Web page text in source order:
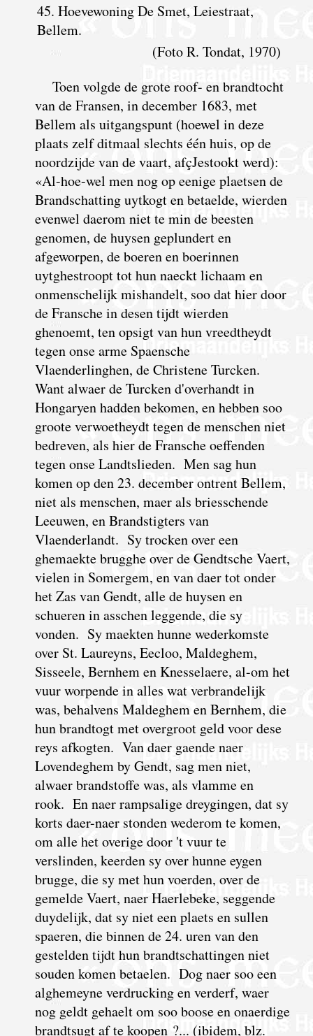
45. Hoevewoning De Smet, Leiestraat,
Bellem.
(Foto R. Tondat, 1970)
Toen volgde de grote roof- en brandtocht
van de Fransen, in december 1683, met
Bellem als uitgangspunt (hoewel in deze
plaats zelf ditmaal slechts één huis, op de
noordzijde van de vaart, afçJestookt werd):
«Al-hoe-wel men nog op eenige plaetsen de
Brandschatting uytkogt en betaelde, wierden
evenwel daerom niet te min de beesten
genomen, de huysen geplundert en
afgeworpen, de boeren en boerinnen
uytghestroopt tot hun naeckt lichaam en
onmenschelijk mishandelt, soo dat hier door
de Fransche in desen tijdt wierden
ghenoemt, ten opsigt van hun vreedtheydt
tegen onse arme Spaensche
Vlaenderlinghen, de Christene Turcken.
Want alwaer de Turcken d'overhandt in
Hongaryen hadden bekomen, en hebben soo
groote verwoetheydt tegen de menschen niet
bedreven, als hier de Fransche oeffenden
tegen onse Landtslieden. Men sag hun
komen op den 23. december ontrent Bellem,
niet als menschen, maer als briesschende
Leeuwen, en Brandstigters van
Vlaenderlandt. Sy trocken over een
ghemaekte brugghe over de Gendtsche Vaert,
vielen in Somergem, en van daer tot onder
het Zas van Gendt, alle de huysen en
schueren in asschen leggende, die sy
vonden. Sy maekten hunne wederkomste
over St. Laureyns, Eecloo, Maldeghem,
Sisseele, Bernhem en Knesselaere, al-om het
vuur worpende in alles wat verbrandelijk
was, behalvens Maldeghem en Bernhem, die
hun brandtogt met overgroot geld voor dese
reys afkogten. Van daer gaende naer
Lovendeghem by Gendt, sag men niet,
alwaer brandstoffe was, als vlamme en
rook. En naer rampsalige dreygingen, dat sy
korts daer-naer stonden wederom te komen,
om alle het overige door 't vuur te
verslinden, keerden sy over hunne eygen
brugge, die sy met hun voerden, over de
gemelde Vaert, naer Haerlebeke, seggende
duydelijk, dat sy niet een plaets en sullen
spaeren, die binnen de 24. uren van den
gestelden tijdt hun brandtschattingen niet
souden komen betaelen. Dog naer soo een
alghemeyne verdrucking en verderf, waer
nog geldt gehaelt om soo boose en onaerdige
brandtsugt af te koopen ?... (ibidem, blz.